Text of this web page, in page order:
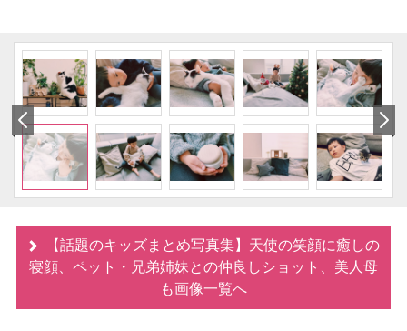
【話題のキッズまとめ写真集】天使の笑顔に癒しの
寝顔、ペット・兄弟姉妹との仲良しショット、美人母
も画像一覧へ